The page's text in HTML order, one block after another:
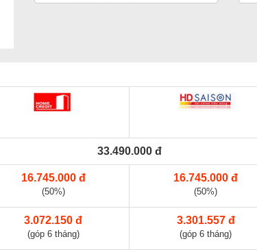
33.490.000 đ
16.745.000 đ
(50%)
16.745.000 đ
(50%)
3.072.150 đ
(góp 6 tháng)
3.301.557 đ
(góp 6 tháng)